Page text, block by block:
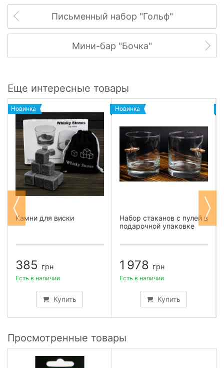
Письменный набор "Гольф"
Мини-бар "Бочка"
Еще интересные товары
Новинка
Камни для виски
385 грн
Купить
Есть в наличии
Новинка
Набор стаканов с пулей в
подарочной упаковке
1 978 грн
Купить
Есть в наличии
Просмотренные товары